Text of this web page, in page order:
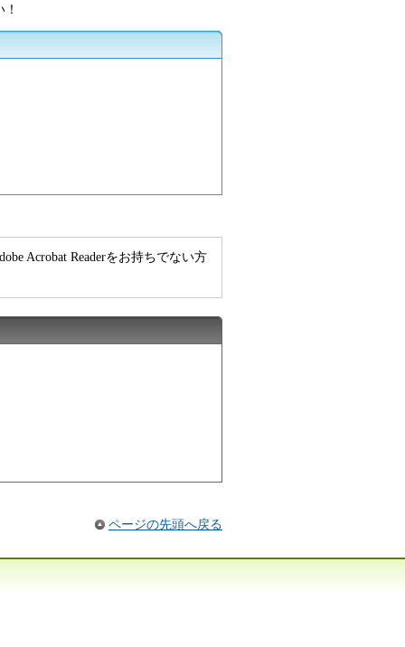
Acrobat Readerをお持ちでない方
ページの先頭へ戻る